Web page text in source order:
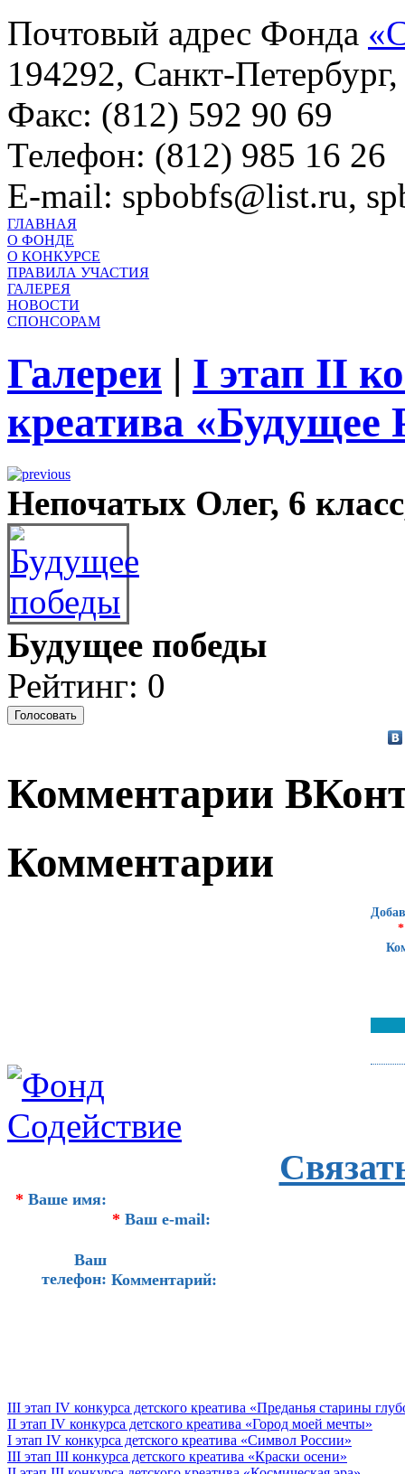
Почтовый адрес Фонда
194292, Санкт-
Факс: (812) 592 90 69
Телефон: (812) 985 16 26
E-mail: spbobfs@list.ru,
ГЛАВНАЯ
О ФОНДЕ
О КОНКУРСЕ
ПРАВИЛА УЧАСТИЯ
ГАЛЕРЕЯ
НОВОСТИ
СПОНСОРАМ
Галереи | I этап II
креатива «Будущее
Непочатых Олег, 6
Будущее победы
Рейтинг: 0
Комментарии
Комментарии
*
* Ваше имя:
* Ваш e-mail:
Ваш
телефон: Комментарий:
III этап IV конкурса детского креатива «Преданья старины
II этап IV конкурса детского креатива «Город моей мечты»
I этап IV конкурса детского креатива «Символ России»
III этап III конкурса детского креатива «Краски осени»